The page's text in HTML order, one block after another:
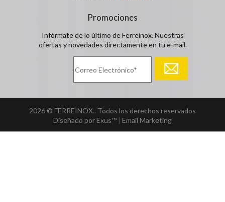
Promociones
Infórmate de lo último de Ferreinox. Nuestras
ofertas y novedades directamente en tu e-mail.
2026 © FERREINOX.. Todos los derechos reservados
Diseñado por Exus™ | Email Marketing